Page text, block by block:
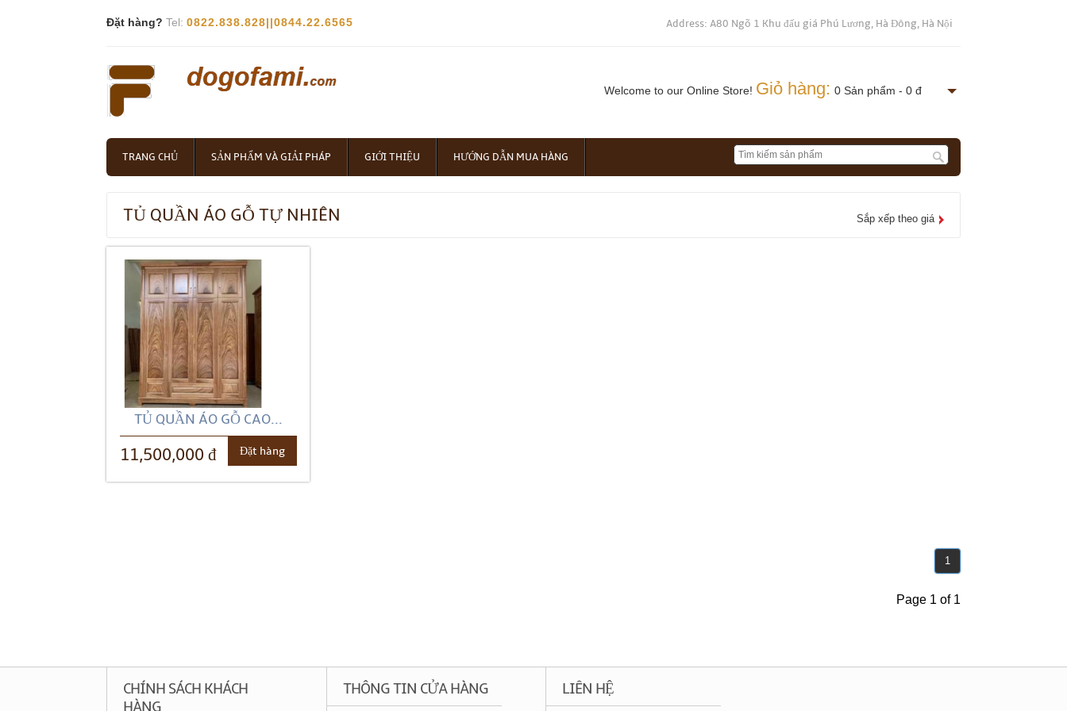
Đặt hàng? Tel:0822.838.828||0844.22.6565 Address: A80 Ngõ 1 Khu đấu giá Phú Lương, Hà Đông, Hà Nội
Welcome to our Online Store! Giỏ hàng: 0 Sản phẩm - 0 đ
TRANG CHỦ SẢN PHẨM VÀ GIẢI PHÁP GIỚI THIỆU HƯỚNG DẪN MUA HÀNG
TỦ QUẦN ÁO GỖ TỰ NHIÊN Sắp xếp theo giá
TỦ QUẦN ÁO GỖ CAO...
11,500,000 đ Đặt hàng
1
Page 1 of 1
CHÍNH SÁCH KHÁCH
HÀNG
THÔNG TIN CỬA HÀNG LIÊN HỆ